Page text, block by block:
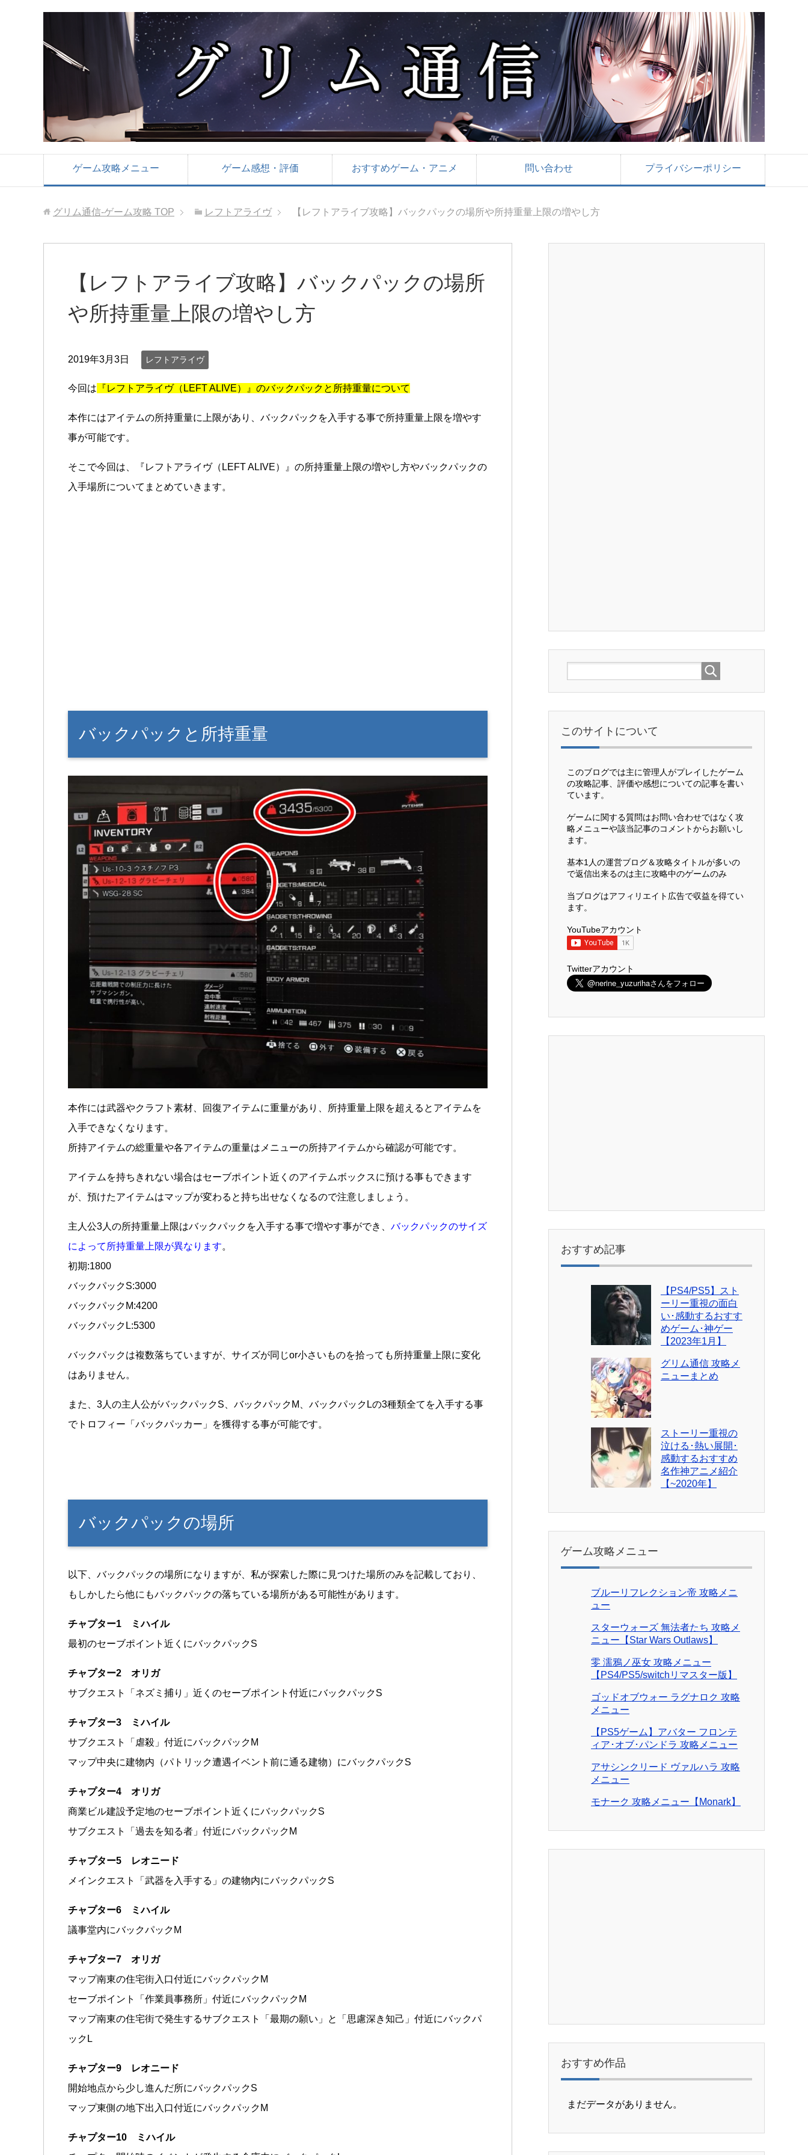
ゲーム攻略メニュー ゲーム感想・評価 おすすめゲーム・アニメ 問い合わせ プライバシーポリシー
グリム通信-ゲーム攻略 TOP レフトアライヴ 【レフトアライブ攻略】バックパックの場所や所持重量上限の増やし方
【レフトアライブ攻略】バックパックの場所
や所持重量上限の増やし方
2019年3月3日 レフトアライヴ
今回は 『レフトアライヴ（LEFT ALIVE）』のバックパックと所持重量について
本作にはアイテムの所持重量に上限があり、バックパックを入手する事で所持重量上限を増やす
事が可能です。
そこで今回は、『レフトアライヴ（LEFT ALIVE）』の所持重量上限の増やし方やバックパックの
入手場所についてまとめていきます。
バックパックと所持重量
本作には武器やクラフト素材、回復アイテムに重量があり、所持重量上限を超えるとアイテムを
入手できなくなります。
所持アイテムの総重量や各アイテムの重量はメニューの所持アイテムから確認が可能です。
アイテムを持ちきれない場合はセーブポイント近くのアイテムボックスに預ける事もできます
が、預けたアイテムはマップが変わると持ち出せなくなるので注意しましょう。
主人公3人の所持重量上限はバックパックを入手する事で増やす事ができ、 バックパックのサイズ
によって所持重量上限が異なります。
初期:1800
バックパックS:3000
バックパックM:4200
バックパックL:5300
バックパックは複数落ちていますが、サイズが同じor小さいものを拾っても所持重量上限に変化
はありません。
また、3人の主人公がバックパックS、バックパックM、バックパックLの3種類全てを入手する事
でトロフィー「バックパッカー」を獲得する事が可能です。
バックパックの場所
以下、バックパックの場所になりますが、私が探索した際に見つけた場所のみを記載しており、
もしかしたら他にもバックパックの落ちている場所がある可能性があります。
チャプター1 ミハイル
最初のセーブポイント近くにバックパックS
チャプター2 オリガ
サブクエスト「ネズミ捕り」近くのセーブポイント付近にバックパックS
チャプター3 ミハイル
サブクエスト「虐殺」付近にバックパックM
マップ中央に建物内（パトリック遭遇イベント前に通る建物）にバックパックS
チャプター4 オリガ
商業ビル建設予定地のセーブポイント近くにバックパックS
サブクエスト「過去を知る者」付近にバックパックM
チャプター5 レオニード
メインクエスト「武器を入手する」の建物内にバックパックS
チャプター6 ミハイル
議事堂内にバックパックM
チャプター7 オリガ
マップ南東の住宅街入口付近にバックパックM
セーブポイント「作業員事務所」付近にバックパックM
マップ南東の住宅街で発生するサブクエスト「最期の願い」と「思慮深き知己」付近にバックパ
ックL
チャプター9 レオニード
開始地点から少し進んだ所にバックパックS
マップ東側の地下出入口付近にバックパックM
チャプター10 ミハイル
このサイトについて
このブログでは主に管理人がプレイしたゲーム
の攻略記事、評価や感想についての記事を書い
ています。
ゲームに関する質問はお問い合わせではなく攻
略メニューや該当記事のコメントからお願いし
ます。
基本1人の運営ブログ＆攻略タイトルが多いの
で返信出来るのは主に攻略中のゲームのみ
当ブログはアフィリエイト広告で収益を得てい
ます。
YouTubeアカウント
Twitterアカウント
おすすめ記事
【PS4/PS5】スト
ーリー重視の面白
い･感動するおすす
めゲーム･神ゲー
【2023年1月】
グリム通信 攻略メ
ニューまとめ
ストーリー重視の
泣ける･熱い展開･
感動するおすすめ
名作神アニメ紹介
【~2020年】
ゲーム攻略メニュー
ブルーリフレクション帝 攻略メニ
ュー
スターウォーズ 無法者たち 攻略メ
ニュー【Star Wars Outlaws】
零 濡鴉ノ巫女 攻略メニュー
【PS4/PS5/switchリマスター版】
ゴッドオブウォー ラグナロク 攻略
メニュー
【PS5ゲーム】アバター フロンテ
ィア･オブ･パンドラ 攻略メニュー
アサシンクリード ヴァルハラ 攻略
メニュー
モナーク 攻略メニュー【Monark】
おすすめ作品
まだデータがありません。